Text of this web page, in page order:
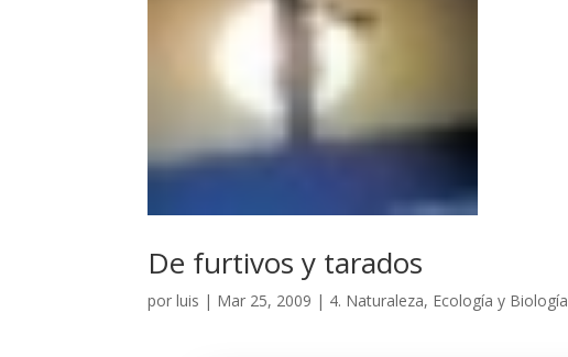
De furtivos y tarados
porluis | Mar 25, 2009 | 4. Naturaleza, Ecología y Biología